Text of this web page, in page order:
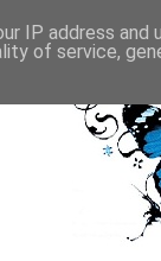
IP address and
of service,